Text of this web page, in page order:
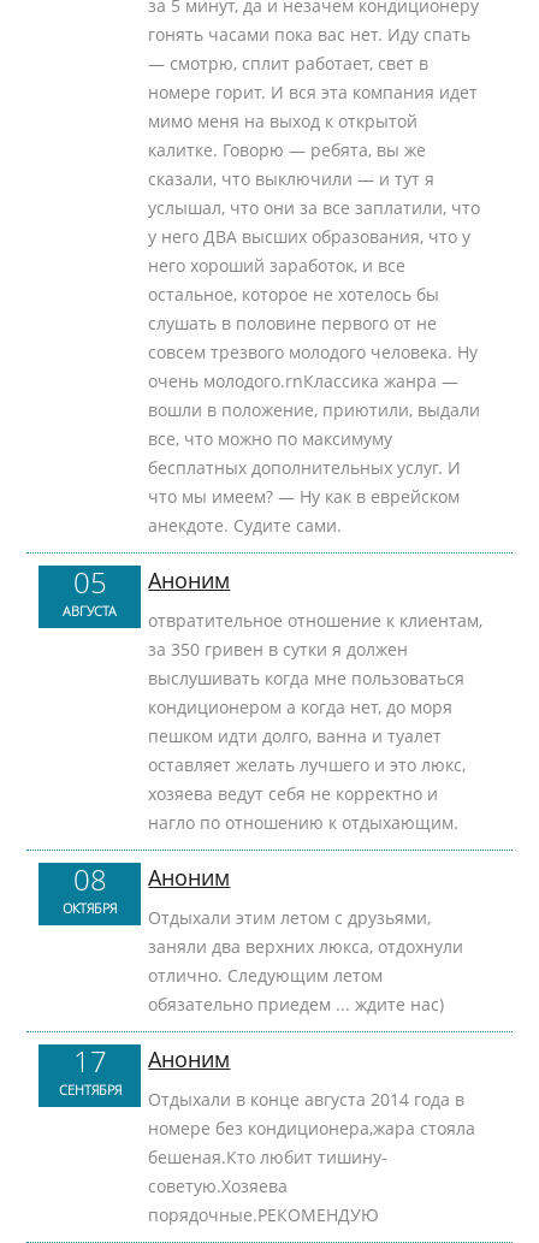
за 5 минут, да и незачем кондиционеру
гонять часами пока вас нет. Иду спать
— смотрю, сплит работает, свет в
номере горит. И вся эта компания идет
мимо меня на выход к открытой
калитке. Говорю — ребята, вы же
сказали, что выключили — и тут я
услышал, что они за все заплатили, что
у него ДВА высших образования, что у
него хороший заработок, и все
остальное, которое не хотелось бы
слушать в половине первого от не
совсем трезвого молодого человека. Ну
очень молодого.rnКлассика жанра —
вошли в положение, приютили, выдали
все, что можно по максимуму
бесплатных дополнительных услуг. И
что мы имеем? — Ну как в еврейском
анекдоте. Судите сами.
05
АВГУСТА
Аноним
отвратительное отношение к клиентам,
за 350 гривен в сутки я должен
выслушивать когда мне пользоваться
кондиционером а когда нет, до моря
пешком идти долго, ванна и туалет
оставляет желать лучшего и это люкс,
хозяева ведут себя не корректно и
нагло по отношению к отдыхающим.
08
ОКТЯБРЯ
Аноним
Отдыхали этим летом с друзьями,
заняли два верхних люкса, отдохнули
отлично. Следующим летом
обязательно приедем ... ждите нас)
17
СЕНТЯБРЯ
Аноним
Отдыхали в конце августа 2014 года в
номере без кондиционера,жара стояла
бешеная.Кто любит тишину-
советую.Хозяева
порядочные.РЕКОМЕНДУЮ